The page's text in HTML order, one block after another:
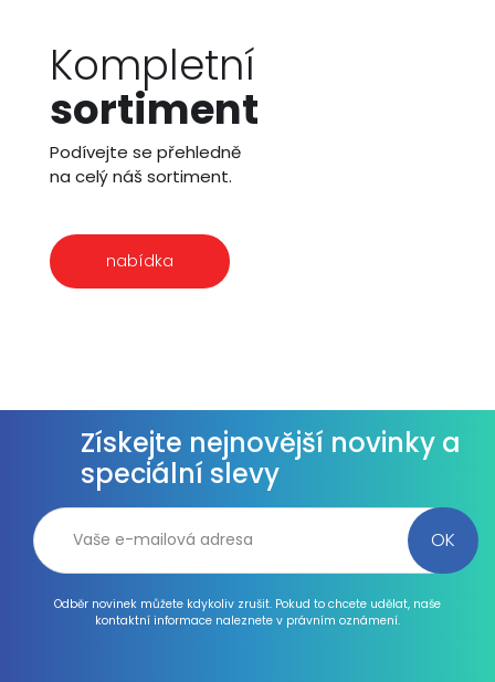
Kompletní
sortiment
Podívejte se přehledně
na celý náš sortiment.
nabídka
Získejte nejnovější novinky a
speciální slevy
Odběr novinek můžete kdykoliv zrušit. Pokud to chcete udělat, naše
kontaktní informace naleznete v právním oznámení.